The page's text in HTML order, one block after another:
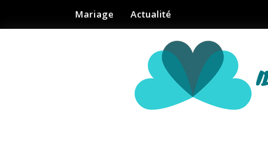
Mariage Actualité